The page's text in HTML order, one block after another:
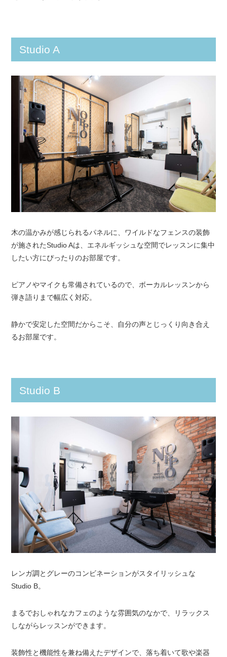
Studio A
木の温かみが感じられるパネルに、ワイルドなフェンスの装飾
が施されたStudio Aは、エネルギッシュな空間でレッスンに集中
したい方にぴったりのお部屋です。
ピアノやマイクも常備されているので、ボーカルレッスンから
弾き語りまで幅広く対応。
静かで安定した空間だからこそ、自分の声とじっくり向き合え
るお部屋です。
Studio B
レンガ調とグレーのコンビネーションがスタイリッシュな
Studio B。
まるでおしゃれなカフェのような雰囲気のなかで、リラックス
しながらレッスンができます。
装飾性と機能性を兼ね備えたデザインで、落ち着いて歌や楽器